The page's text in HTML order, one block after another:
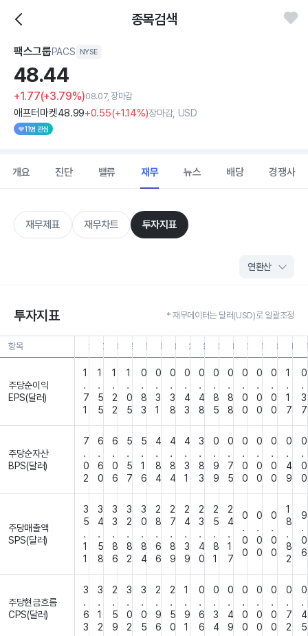
종목검색
팩스그룹PACS NYSE
48.44
+1.77(+3.79%)08.07, 장마감
애프터마켓48.99+0.55(+1.14%)장마감, USD
11명 관심
개요 진단 밸류 재무 뉴스 배당 경쟁사
재무제표 재무차트 투자지표
투자지표 * 재무데이터는 달러(USD)로 일괄조정
항목 26.06.3026.03.3125.12.31
25.09.3025.06.3025.03.3124.12.31
24.09.3024.06.3024.03.3123.12.31
23.09.3023.06.30
주당순이익
EPS(달러)
1
.
7
1
1
.
5
5
1
.
2
2
1
.
0
5
0
.
8
3
0
.
3
1
0
.
3
8
0
.
4
3
0
.
4
8
0
.
8
5
0
.
8
8
0
.
0
0
0
.
0
0
0
.
0
0
1
.
1
7
0
.
3
7
주당순자산
BPS(달러)
7
.
0
2
6
.
6
0
6
.
0
6
5
.
5
7
5
.
1
6
4
.
8
4
4
.
8
4
4
.
3
1
3
.
8
3
0
.
9
9
0
.
7
5
0
.
0
0
0
.
0
0
0
.
0
0
0
.
4
9
0
.
0
0
주당매출액
SPS(달러)
3
5
.
1
1
3
4
.
5
8
3
3
.
8
6
3
2
.
8
2
3
0
.
8
4
2
8
.
6
6
2
7
.
8
9
2
4
.
3
9
2
3
.
4
0
2
5
.
8
1
2
4
.
1
7
0
.
0
0
0
.
0
0
0
.
0
0
1
8
.
8
2
9
.
0
6
주당현금흐름
CPS(달러)
3
.
6
3
3
.
1
2
2
.
5
9
3
.
0
2
3
.
0
5
2
.
9
6
2
.
5
0
1
.
9
1
0
.
6
6
0
.
3
4
0
.
4
9
0
.
0
0
0
.
0
0
0
.
0
0
0
.
7
2
0
.
4
5